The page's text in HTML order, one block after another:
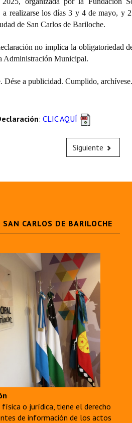
a realizarse los días 3 y 4 de mayo, y
de San Carlos de Bariloche.
no implica la obligatoriedad
Administración Municipal.
Dése a publicidad. Cumplido, archívese.
: CLIC AQUÍ
Siguiente
CARLOS DE BARILOCHE
física o jurídica, tiene el derecho
de información de los actos